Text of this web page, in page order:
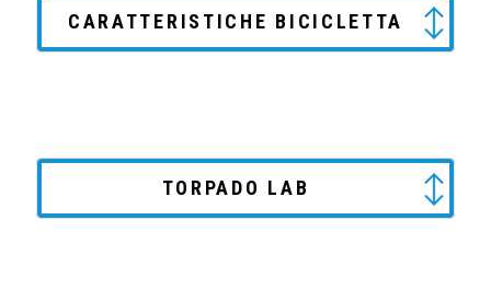
CARATTERISTICHE BICICLETTA
TORPADO LAB